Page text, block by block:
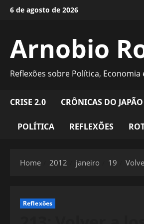
Skip6 de agosto de 2026
Arnobio
Reflexões sobre Política, Economia
CRISE 2.0 CRÔNICAS DO JAPÃO
POLÍTICA REFLEXÕES
Home 2012 janeiro 19
Reflexões